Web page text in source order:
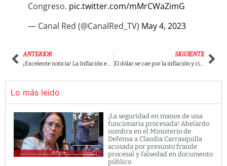
Congreso. pic.twitter.com/mMrCWaZimG
— Canal Red (@CanalRed_TV) May 4, 2023
ANTERIOR SIGUIENTE
El dólar se cae por la inflación y cierra la semana con agradable noticia en Colombia
Lo más leido
¡La seguridad en manos de una
funcionaria procesada! Abelardo
nombra en el Ministerio de
Defensa a Claudia Carrasquilla
acusada por presunto fraude
procesal y falsedad en documento
público